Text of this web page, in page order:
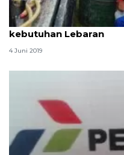
Pertamina MOR VIII
kebutuhan Lebaran
4 Juni 2019